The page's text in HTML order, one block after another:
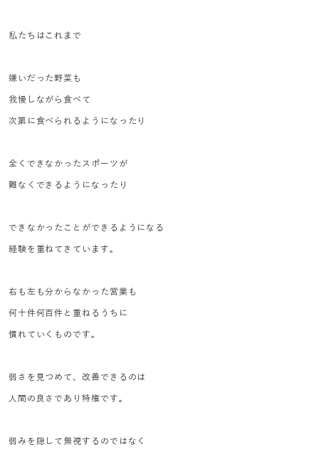
私たちはこれまで
嫌いだった野菜も
我慢しながら食べて
次第に食べられるようになったり
全くできなかったスポーツが
難なくできるようになったり
できなかったことができるようになる
経験を重ねてきています。
右も左も分からなかった営業も
何十件何百件と重ねるうちに
慣れていくものです。
弱さを見つめて、改善できるのは
人間の良さであり特権です。
弱みを隠して無視するのではなく